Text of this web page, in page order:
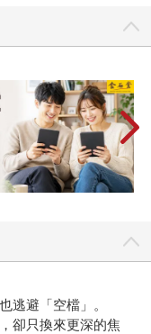
逃避「空檔」。
卻只換來更深的焦